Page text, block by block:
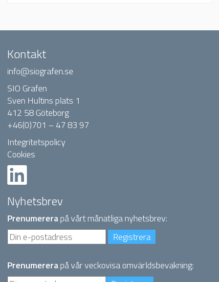
Kontakt
info@siografen.se
SIO Grafen
Sven Hultins plats 1
412 58 Göteborg
+46(0)701 – 47 83 97
Integritetspolicy
Cookies
Nyhetsbrev
Prenumererapå vårt månatliga nyhetsbrev:
Prenumererapå vår veckovisa omvärldsbevakning: